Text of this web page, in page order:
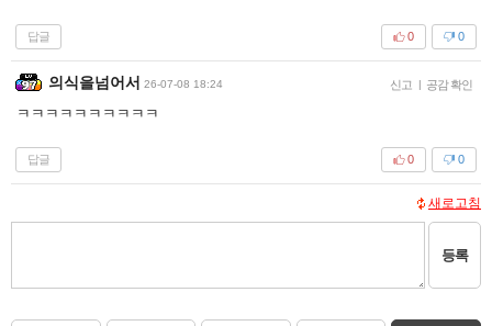
답글 0
0
의식을넘어서 26-07-08 18:24 신고 | 공감 확인
ㅋㅋㅋㅋㅋㅋㅋㅋㅋㅋ
답글 0
0
새로고침
등록